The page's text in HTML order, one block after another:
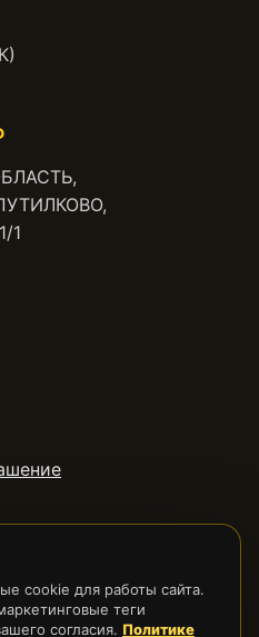
1
cookie для работы сайта.
теги
согласия. Политике